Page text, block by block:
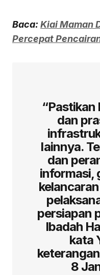
Baca: Kiai Maman
Percepat
“Pastikan
dan
lainnya.
dan
informasi,
persiapan
Ibadah
kata
8